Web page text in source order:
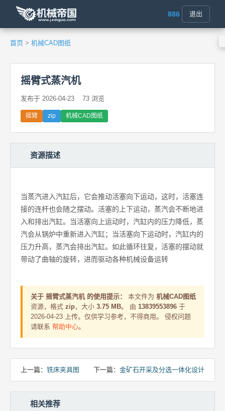
886 退出
首页 > 机械CAD图纸
摇臂式蒸汽机
发布于 2026-04-23 73 浏览
摇臂 zip 机械CAD图纸
资源描述
当蒸汽进入汽缸后，它会推动活塞向下运动，这时，活塞连
接的连杆也会随之摆动。活塞的上下运动，蒸汽会不断地进
入和排出汽缸。当活塞向上运动时，汽缸内的压力降低，蒸
汽会从锅炉中重新进入汽缸；当活塞向下运动时，汽缸内的
压力升高，蒸汽会排出汽缸。如此循环往复，活塞的摆动就
带动了曲轴的旋转，进而驱动各种机械设备运转
关于 摇臂式蒸汽机 的使用提示： 本文件为 机械CAD图纸
资源，格式 zip，大小 3.75 MB。 由 13839553896 于
2026-04-23 上传。仅供学习参考，不得商用。 侵权问题
请联系 帮助中心。
上一篇： 铣床夹具图 下一篇： 金矿石开采及分选一体化设计
相关推荐